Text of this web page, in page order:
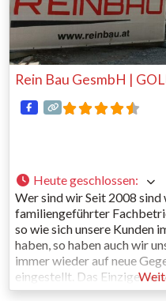
Rein Bau GesmbH |
Heute geschlossen:
Wer sind wir Seit 2008
familiengeführter
so wie sich unsere Kunden
haben, so haben auch wir
immer wieder auf neue
eingestellt. Das Einzige,
hohe Qualitätsanspruch,